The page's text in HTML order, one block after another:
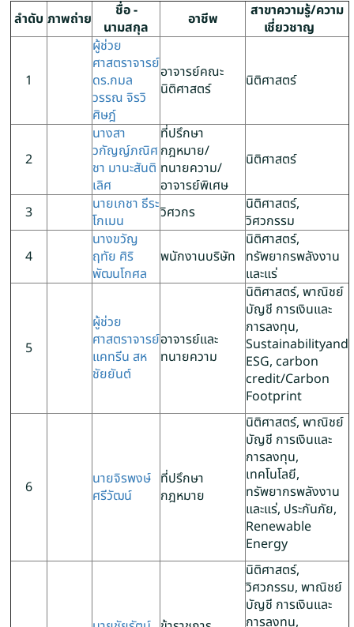
ลำดับ ภาพถ่าย
ชื่อ -
นามสกุล
อาชีพ
สาขาความรู้/ความ
เชี่ยวชาญ
1
ผู้ช่วย
ศาสตราจารย์
ดร.กมล
วรรณ จิรวิ
ศิษฎ์
อาจารย์คณะ
นิติศาสตร์
นิติศาสตร์
2
นางสา
วกัญญ์ภณิศ
ชา มานะสันติ
เลิศ
ที่ปรึกษา
กฎหมาย/
ทนายความ/
อาจารย์​พิเศษ
นิติศาสตร์
3
นายเกชา ธีระ
โกเมน
วิศวกร
นิติศาสตร์,
วิศวกรรม
4
นางขวัญ
ฤทัย ศิริ
พัฒนโกศล
พนักงานบริษัท
นิติศาสตร์,
ทรัพยากรพลังงาน
และแร่
5
ผู้ช่วย
ศาสตราจารย์
แคทรีน สห
ชัยยันต์
อาจารย์และ
ทนายความ
นิติศาสตร์, พาณิชย์
บัญชี การเงินและ
การลงทุน,
Sustainabilityand
ESG, carbon
credit/Carbon
Footprint
6
นายจิรพงษ์
ศรีวัฒน์
ที่ปรึกษา
กฎหมาย
นิติศาสตร์, พาณิชย์
บัญชี การเงินและ
การลงทุน,
เทคโนโลยี,
ทรัพยากรพลังงาน
และแร่, ประกันภัย,
Renewable
Energy
นิติศาสตร์,
วิศวกรรม, พาณิชย์
บัญชี การเงินและ
การลงทุน,